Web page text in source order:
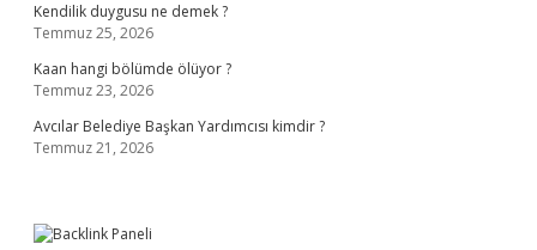
Kendilik duygusu ne demek ?
Temmuz 25, 2026
Kaan hangi bölümde ölüyor ?
Temmuz 23, 2026
Avcılar Belediye Başkan Yardımcısı kimdir ?
Temmuz 21, 2026